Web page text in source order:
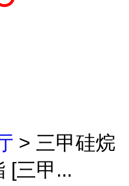
> 三甲硅烷
[三甲...